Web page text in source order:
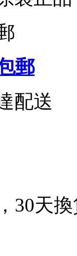
郵
配送
30天